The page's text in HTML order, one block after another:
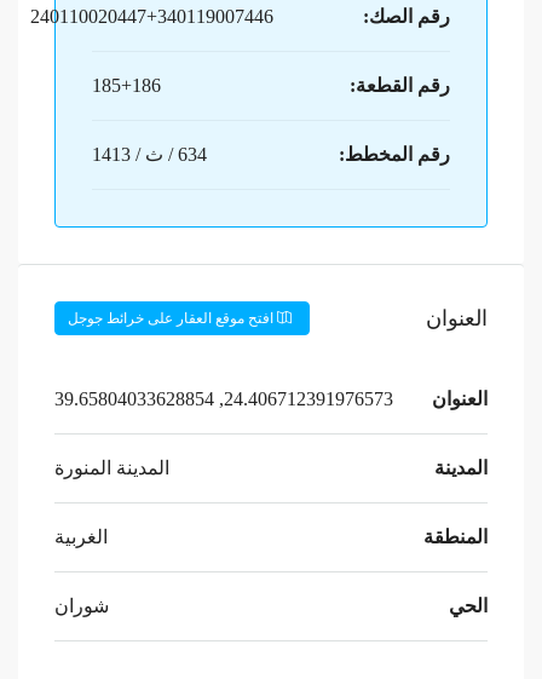
رقم الصك: 240110020447+340119007446
رقم القطعة: 185+186
رقم المخطط: 634 / ث / 1413
العنوان افتح موقع العقار على خرائط جوجل
العنوان 24.406712391976573, 39.65804033628854
المدينة المدينة المنورة
المنطقة الغربية
الحي شوران